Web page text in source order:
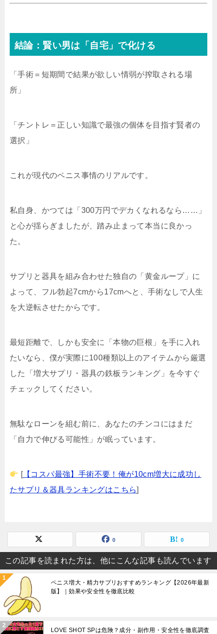
結論：賢い男は「自宅」で化ける
「手術＝短期間で結果が欲しい情弱が搾取される場
所」
「チントレ＝正しい知識で最強の個体を目指す賢者の
選択」
これが現代のペニス事情のリアルです。
私自身、かつては「300万円でデカくなれるなら……」
と心が揺らぎましたが、踏み止まって本当に良かっ
た。
サプリと器具を組み合わせた独自の「黄金ループ」に
よって、フル勃起7cmから17cmへと、手術なしで人生
を大逆転させたからです。
最短距離で、しかも安全に「本物の巨根」を手に入れ
たいなら、僕が実際に100種類以上のアイテムから厳選
した「増大サプリ・器具の鉄板ランキング」を今すぐ
チェックしてください。
無駄なローンを組む前に、あなたのチンコにはまだ
「自力で伸びる可能性」が眠っています。
[【コスパ最強】手術不要！俺が10cm増大に成功し
たサプリ＆器具ランキングはこちら]
0 0
この記事を読まれた方は、他にこんな記事も読んでいます
ペニス増大・精力サプリおすすめランキング【2026年最新
版】｜効果や安全性を徹底比較
LOVE SHOT SPは危険？成分・副作用・安全性を徹底調査